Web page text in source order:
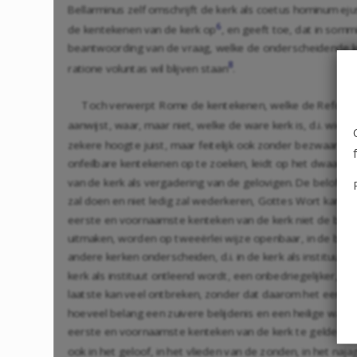
Bellarminus zelf omschrijft de kerk als coetus hominum
de kentekenen van de kerk op6 , en geeft toe, dat in
beantwoording van de vraag, welke de onderscheidende
ratione voluntas wil blijven staan8
Toch verwerpt Rome de kentekenen, welke de
aanwijst, waar, maar niet, welke de ware kerk is, d.i. wie
zekere hoogte juist, maar feitelijk ook zonder bezwaar.
onfeilbare kentekenen op te zoeken, leidt op het
van de kerk als vergadering van de gelovigen. De belofte
zal doen en niet ledig zal wederkeren, Gottes Wort kann
eerste en voornaamste kenteken van de kerk niet de
uitmaken, worden op tweeërlei wijze openbaar, in de
andere kerken onderscheiden, d.i. in de kerk als instituut
kerk als instituut ontleend wordt, een onbedriegelijker,
laatste kan veel ontbreken, zonder dat daarom het
hoeveel belang een zuivere belijdenis en een heilige
eerste en voornaamste kenteken van de kerk te gelden.
ook in het geloof, in het vlieden van de zonden, in het